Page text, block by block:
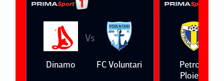
Dinamo
Vs
FC Voluntari
Petrolul
Ploieşti